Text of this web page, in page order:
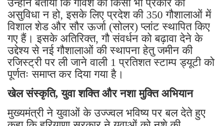
उन्होंने बताया कि गोवंश को किसी भी प्रकार की
असुविधा न हो, इसके लिए प्रदेश की 350 गौशालाओं में
विशाल शेड और सौर ऊर्जा (सोलर) प्लांट स्थापित किए
गए हैं। इसके अतिरिक्त, गौ संवर्धन को बढ़ावा देने के
उद्देश्य से नई गौशालाओं की स्थापना हेतु जमीन की
रजिस्ट्री पर ली जाने वाली 1 प्रतिशत स्टाम्प ड्यूटी को
पूर्णतः समाप्त कर दिया गया है।
खेल संस्कृति, युवा शक्ति और नशा मुक्ति अभियान
मुख्यमंत्री ने युवाओं के उज्ज्वल भविष्य पर बल देते हुए